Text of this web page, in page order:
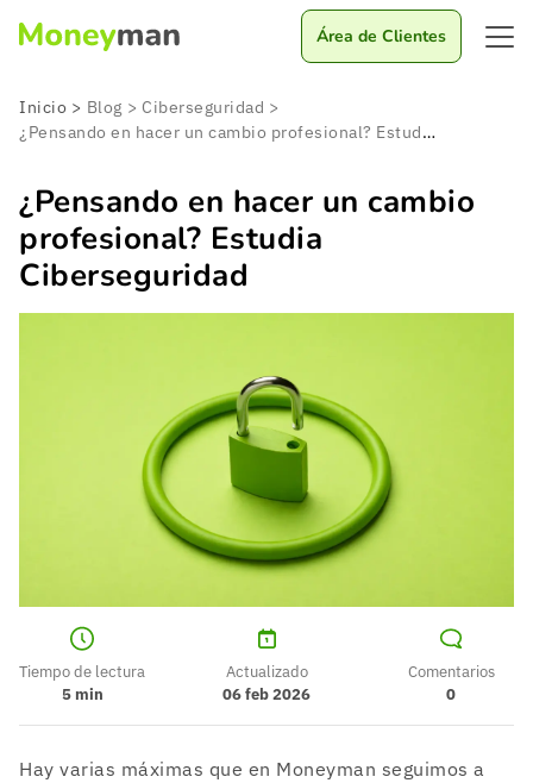
Área de Clientes
Inicio > Blog > Ciberseguridad >
¿Pensando en hacer un cambio profesional? Estudia Ciberseguridad
¿Pensando en hacer un cambio
profesional? Estudia
Ciberseguridad
Tiempo de lectura
5min
Actualizado
06 feb 2026
Comentarios
0
Hay varias máximas que en Moneyman seguimos a